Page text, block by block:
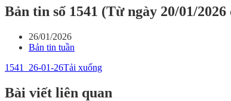
Bản tin số 1541 (Từ ngày 20/01/2026
26/01/2026
Bản tin tuần
1541_26-01-26Tải xuống
Bài viết liên quan